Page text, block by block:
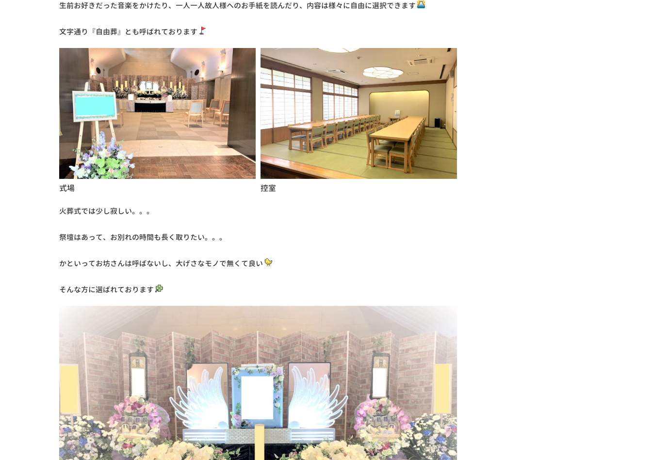
生前お好きだった音楽をかけたり、一人一人故人様へのお手紙を読んだり、内容は様々に自由に選択できます
文字通り『自由葬』とも呼ばれております
式場 控室
火葬式では少し寂しい。。。
祭壇はあって、お別れの時間も長く取りたい。。。
かといってお坊さんは呼ばないし、大げさなモノで無くて良い
そんな方に選ばれております